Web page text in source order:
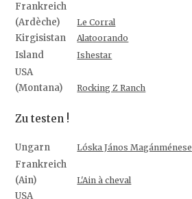
Frankreich
(Ardèche)
Le Corral
Kirgisistan Alatoorando
Island Ishestar
USA
(Montana)
Rocking Z Ranch
Zu testen !
Ungarn Lóska János Magánménese
Frankreich
(Ain)
L'Ain à cheval
USA